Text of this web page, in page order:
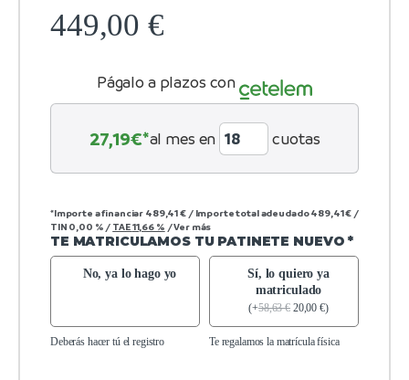
449,00€
Págalo a plazos con
27,19€*al mes en cuotas
*Importe a financiar 489,41 € / Importe total adeudado489,41 € /
TIN 0,00 % / TAE11,66 % /Ver más
TE MATRICULAMOS TU PATINETE NUEVO *
No, ya lo hago yo
Deberás hacer tú el registro
Sí, lo quiero ya
matriculado
(+58,63€ 20,00€)
Te regalamos la matrícula física